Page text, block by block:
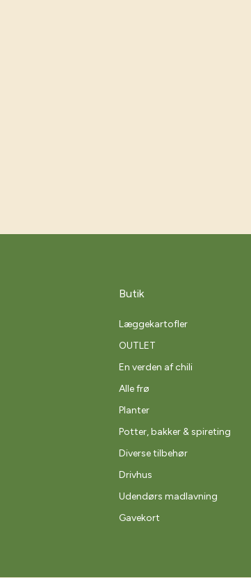
Butik
Læggekartofler
OUTLET
En verden af chili
Alle frø
Planter
Potter, bakker & spireting
Diverse tilbehør
Drivhus
Udendørs madlavning
Gavekort